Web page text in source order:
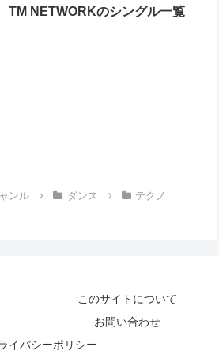
TM NETWORKのシングル一覧
ンル ダンス テクノ
このサイトについて
お問い合わせ
イバシーポリシー